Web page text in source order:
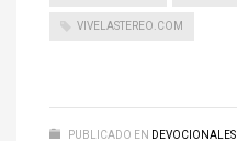
VIVELASTEREO.COM
PUBLICADO EN DEVOCIONALES